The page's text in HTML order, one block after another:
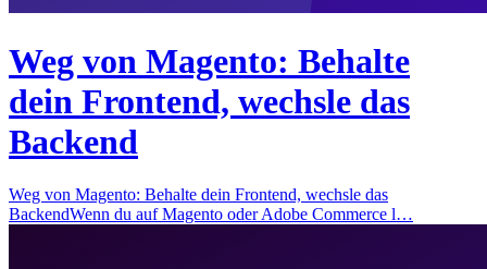
Weg von Magento: Behalte
dein Frontend, wechsle das
Backend
Weg von Magento: Behalte dein Frontend, wechsle das
BackendWenn du auf Magento oder Adobe Commerce l…